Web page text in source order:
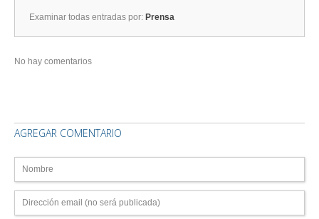
Examinar todas entradas por: Prensa
No hay comentarios
AGREGAR COMENTARIO